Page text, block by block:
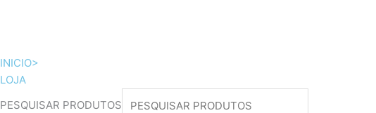
INICIO>
LOJA
PESQUISAR PRODUTOS